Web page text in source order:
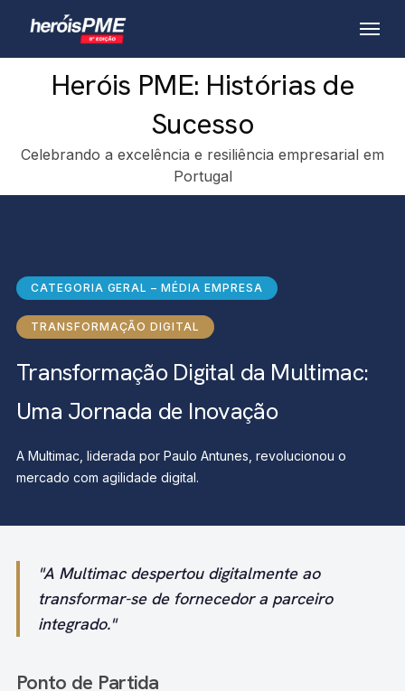
main
Menu
Heróis PME: Histórias de
Sucesso
Celebrando a excelência e resiliência empresarial em
Portugal
CATEGORIA GERAL – MÉDIA EMPRESA
TRANSFORMAÇÃO DIGITAL
Transformação Digital da Multimac:
Uma Jornada de Inovação
A Multimac, liderada por Paulo Antunes, revolucionou o
mercado com agilidade digital.
"A Multimac despertou digitalmente ao
transformar-se de fornecedor a parceiro
integrado."
Ponto de Partida